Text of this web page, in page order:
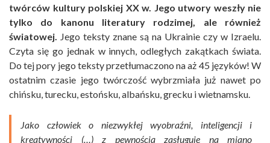
twórców kultury polskiej XX w. Jego utwory weszły nie
tylko do kanonu literatury rodzimej, ale również
światowej. Jego teksty znane są na Ukrainie czy w Izraelu.
Czyta się go jednak w innych, odległych zakątkach świata.
Do tej pory jego teksty przetłumaczono na aż 45 języków! W
ostatnim czasie jego twórczość wybrzmiała już nawet po
chińsku, turecku, estońsku, albańsku, grecku i wietnamsku.
Jako człowiek o niezwykłej wyobraźni, inteligencji i
kreatywności (…) z pewnością zasługuje na miano